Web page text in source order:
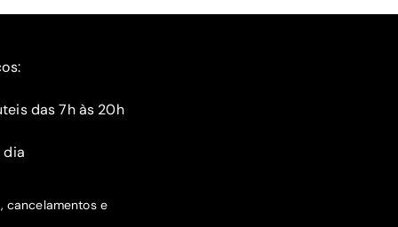
das 7h às 20h
dia
cancelamentos e